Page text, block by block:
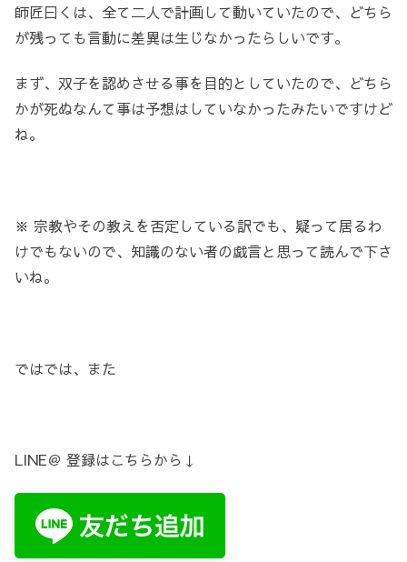
師匠曰くは、全て二人で計画して動いていたので、どちら
が残っても言動に差異は生じなかったらしいです。
まず、双子を認めさせる事を目的としていたので、どちら
かが死ぬなんて事は予想はしていなかったみたいですけど
ね。
※ 宗教やその教えを否定している訳でも、疑って居るわ
けでもないので、知識のない者の戯言と思って読んで下さ
いね。
ではでは、また
LINE＠ 登録はこちらから↓